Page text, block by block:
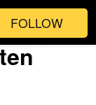
FOLLOW